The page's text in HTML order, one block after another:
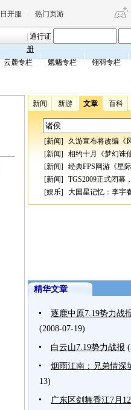
开服 热门页游
天堂 剑网3旗舰版
王权与自由 诛仙世界
通行证
册
云麓专栏 魍魉专栏 翎羽专栏
新闻 新游 文章 百科
[新闻] 久游宣布将改编《
[新闻] 相约十月《梦幻诛
[新闻] 经典FPS网游《星
[新闻] TGS2009正式闭幕
[娱乐] 大国星记忆：李宇
精华文章
逐鹿中原7.19势力战
(2008-07-19)
白云山7.19势力战报
烟雨江南：兄弟情深
13)
广东区剑舞香江7月